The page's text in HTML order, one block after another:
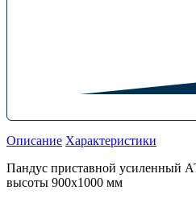
Описание Характеристики
Пандус приставной усиленный
высоты 900х1000 мм